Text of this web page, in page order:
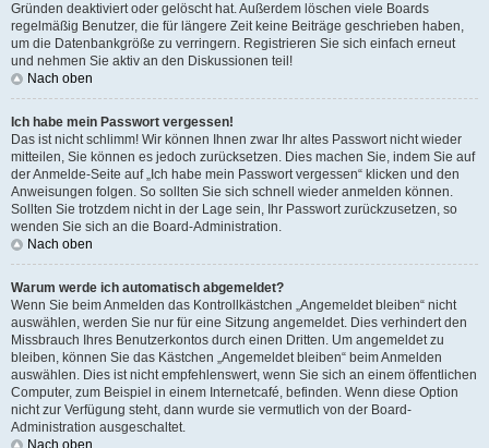
Gründen deaktiviert oder gelöscht hat. Außerdem löschen viele Boards
regelmäßig Benutzer, die für längere Zeit keine Beiträge geschrieben haben,
um die Datenbankgröße zu verringern. Registrieren Sie sich einfach erneut
und nehmen Sie aktiv an den Diskussionen teil!
Nach oben
Ich habe mein Passwort vergessen!
Das ist nicht schlimm! Wir können Ihnen zwar Ihr altes Passwort nicht wieder
mitteilen, Sie können es jedoch zurücksetzen. Dies machen Sie, indem Sie auf
der Anmelde-Seite auf „Ich habe mein Passwort vergessen“ klicken und den
Anweisungen folgen. So sollten Sie sich schnell wieder anmelden können.
Sollten Sie trotzdem nicht in der Lage sein, Ihr Passwort zurückzusetzen, so
wenden Sie sich an die Board-Administration.
Nach oben
Warum werde ich automatisch abgemeldet?
Wenn Sie beim Anmelden das Kontrollkästchen „Angemeldet bleiben“ nicht
auswählen, werden Sie nur für eine Sitzung angemeldet. Dies verhindert den
Missbrauch Ihres Benutzerkontos durch einen Dritten. Um angemeldet zu
bleiben, können Sie das Kästchen „Angemeldet bleiben“ beim Anmelden
auswählen. Dies ist nicht empfehlenswert, wenn Sie sich an einem öffentlichen
Computer, zum Beispiel in einem Internetcafé, befinden. Wenn diese Option
nicht zur Verfügung steht, dann wurde sie vermutlich von der Board-
Administration ausgeschaltet.
Nach oben